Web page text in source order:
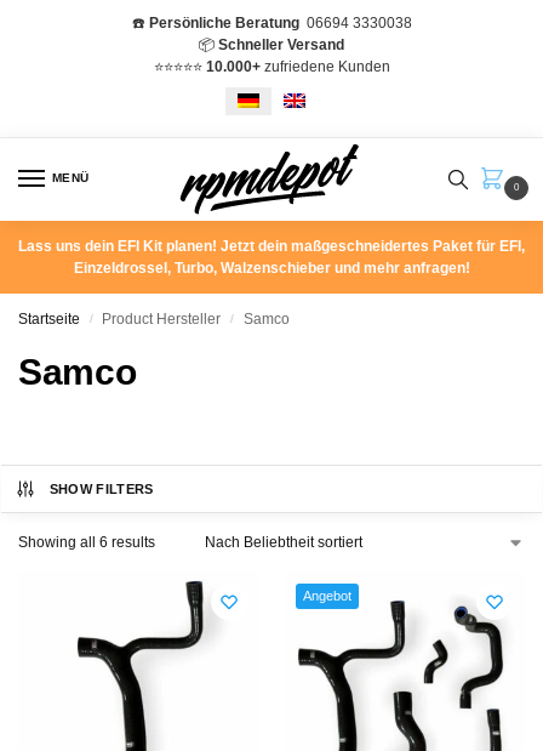
☎️ Persönliche Beratung06694 3330038
📦 Schneller Versand
⭐️⭐️⭐️⭐️⭐️ 10.000+zufriedene Kunden
MENÜ
0
Lass uns dein EFI Kit planen! Jetzt dein maßgeschneidertes Paket für EFI,
Einzeldrossel, Turbo, Walzenschieber und mehr anfragen!
Startseite / Product Hersteller / Samco
Samco
SHOW FILTERS
Showing all 6 results
Angebot